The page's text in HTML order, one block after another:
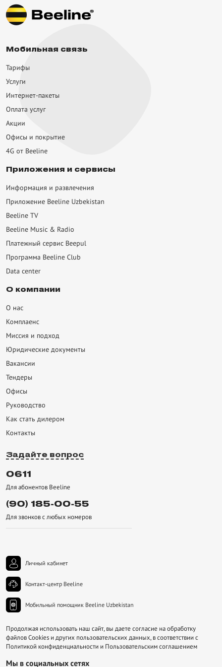
планы
Music & Radio
Visa
Пресса
Kiosk
Footbal
Music
Мобильная связь
Тарифы
Услуги
Интернет-пакеты
Оплата услу
Акции
Офисы и покрытие
4G от Beeline
Приложения и сервисы
Информация и развлечения
Приложение Beeline Uzbekistan
Beeline TV
Beeline Music & Radio
Платежный сервис Beepul
Программа Beeline Club
Data center
О компании
О нас
Комплаенс
Миссия и подход
Юридические документы
акансии
Тендеры
Офисы
Руководство
Как стать дилером
Контакты
Задайте вопрос
0611
Для абонентов Beeline
(90) 185-00-55
Для звонков с любых номеро
Личный кабинет
Контакт-центр Beeline
Мобильный помощник Beeline Uzbekistan
Продолжая использовать наш сайт, вы даете согласие на обработку
файлов Cookies и других пользовательских данных, в соответствии с
Политикой конфиденциальности и Пользовательским соглашением
Мы в социальных сетях